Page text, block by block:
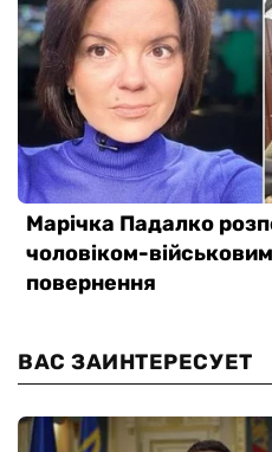
ВАС ЗАИНТЕРЕСУЕТ